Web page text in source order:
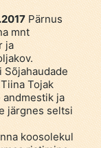
Pärnus
mnt
ja
Tojak
andmestik ja
järgnes seltsi
koosolekul